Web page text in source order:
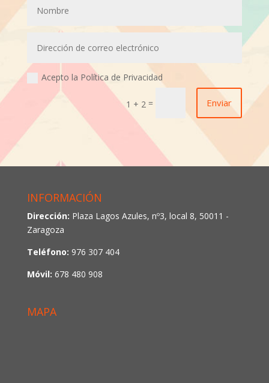
Acepto la Política de Privacidad
1 + 2 = Enviar
INFORMACIÓN
Dirección: Plaza Lagos Azules, nº3, local 8, 50011 -
Zaragoza
Teléfono: 976 307 404
Móvil: 678 480 908
MAPA